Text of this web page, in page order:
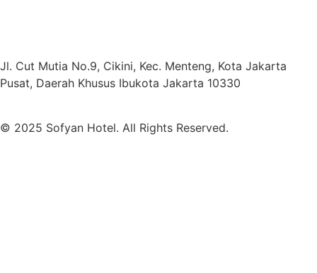
Jl. Cut Mutia No.9, Cikini, Kec. Menteng, Kota Jakarta
Pusat, Daerah Khusus Ibukota Jakarta 10330
© 2025 Sofyan Hotel. All Rights Reserved.